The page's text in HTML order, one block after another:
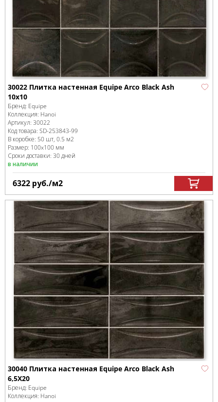
30022 Плитка настенная Equipe Arco Black Ash
10х10
Бренд: Equipe
Коллекция: Hanoi
Артикул: 30022
Код товара: SD-253843-99
В коробке: 50 шт, 0.5 м2
Размер: 100x100 мм
Сроки доставки: 30 дней
в наличии
6322 руб./м2
30040 Плитка настенная Equipe Arco Black Ash
6,5X20
Бренд: Equipe
Коллекция: Hanoi